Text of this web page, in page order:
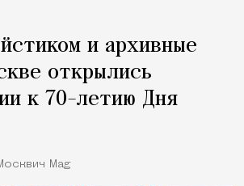
и архивные
открылись
к 70-летию Дня
Mag